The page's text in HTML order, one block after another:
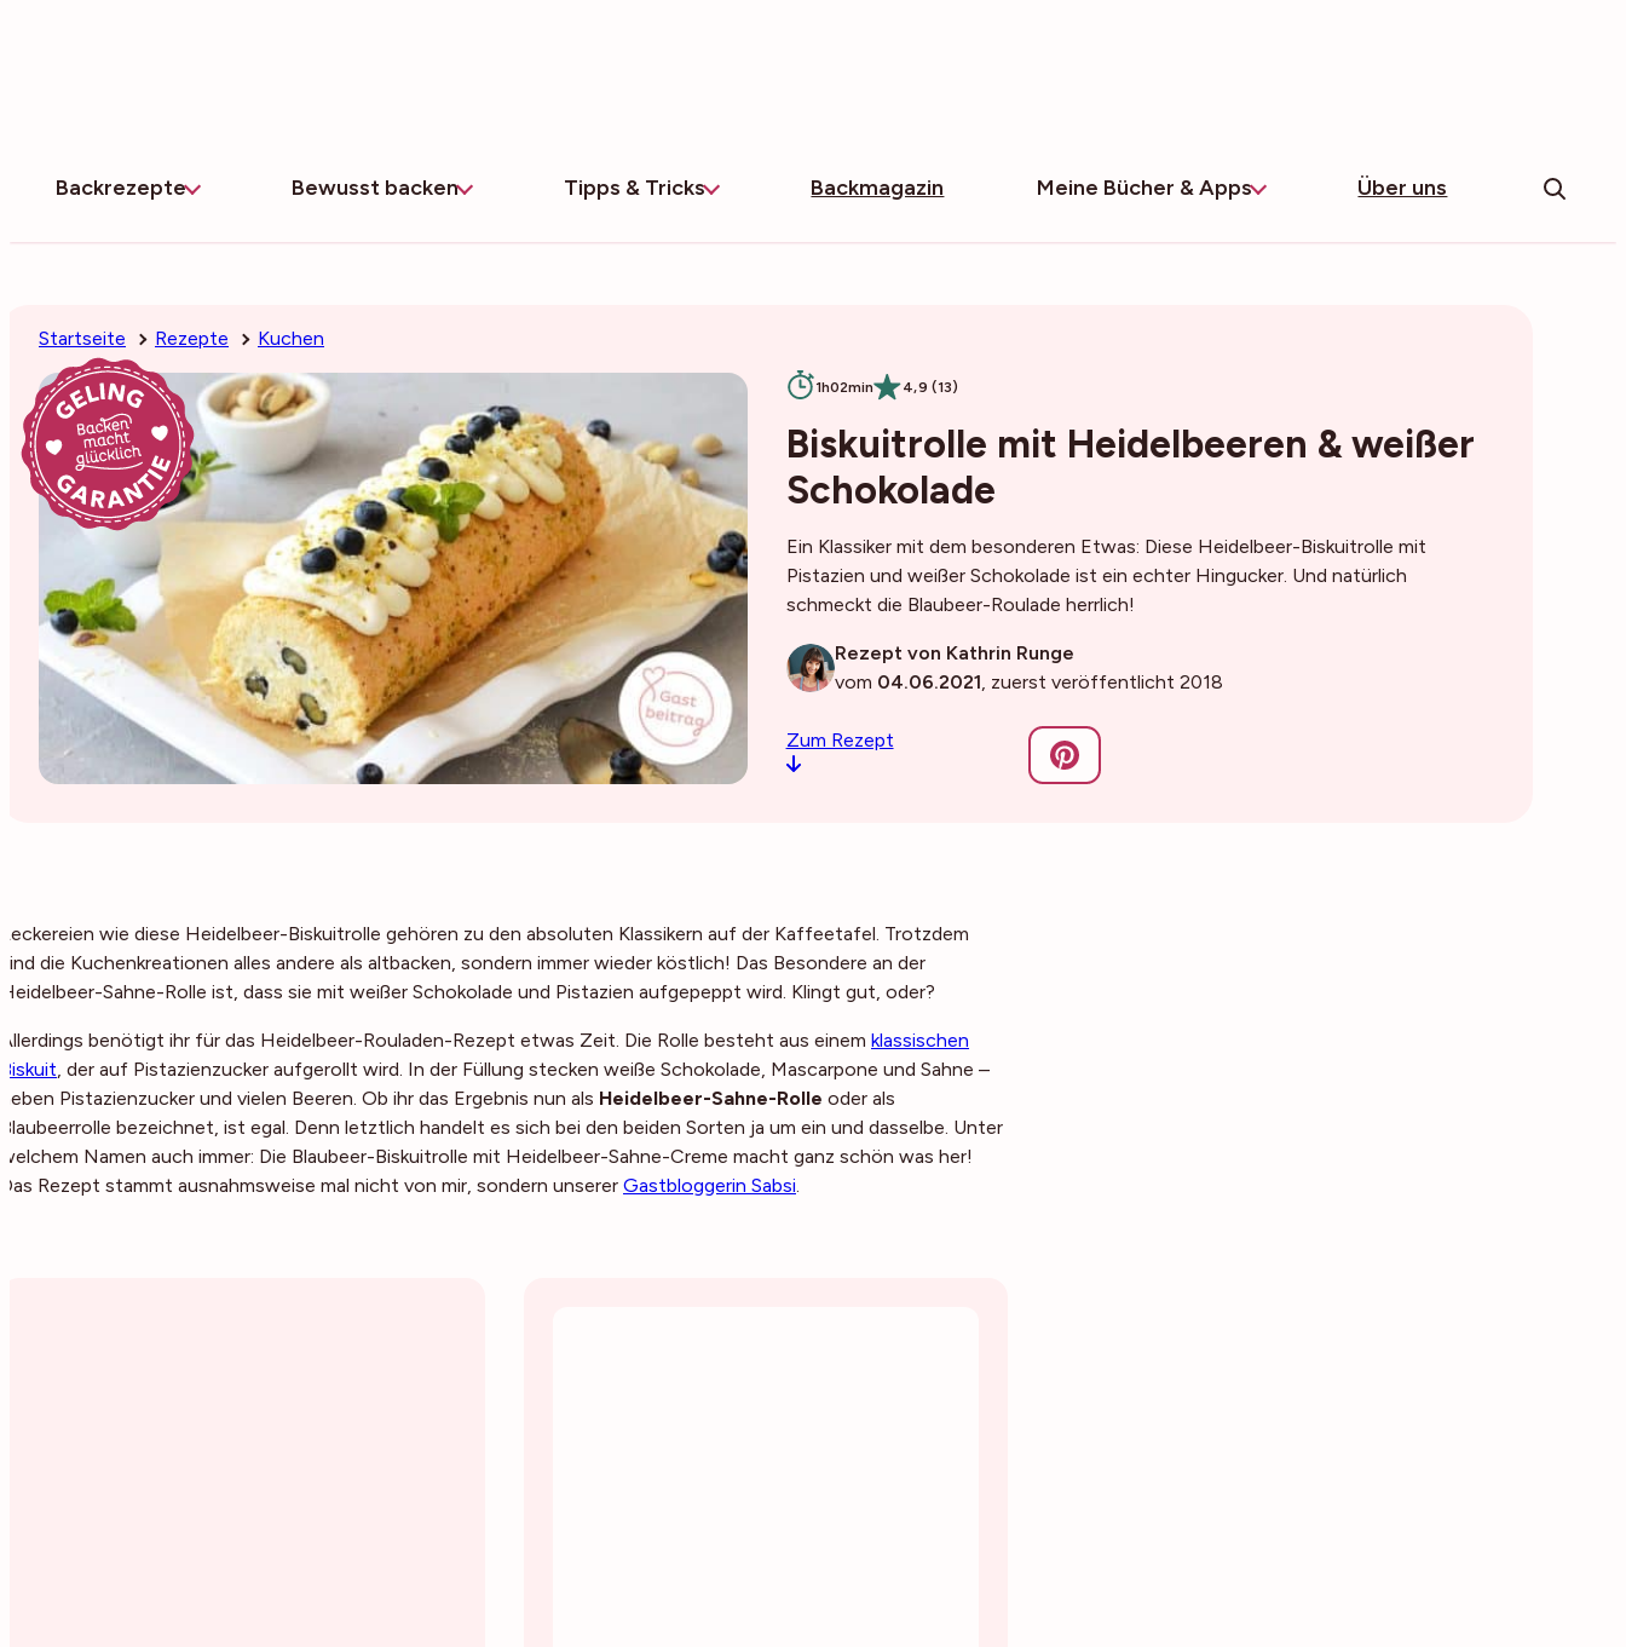
Backrezepte Bewusst backen Tipps & Tricks Backmagazin Meine Bücher & Apps Über uns
Startseite Rezepte Kuchen
1h02min 4,9 (13)
Biskuitrolle mit Heidelbeeren & weißer
Schokolade
Ein Klassiker mit dem besonderen Etwas: Diese Heidelbeer-Biskuitrolle mit
Pistazien und weißer Schokolade ist ein echter Hingucker. Und natürlich
schmeckt die Blaubeer-Roulade herrlich!
Rezept von Kathrin Runge
vom 04.06.2021, zuerst veröffentlicht 2018
Zum Rezept
Leckereien wie diese Heidelbeer-Biskuitrolle gehören zu den absoluten Klassikern auf der Kaffeetafel. Trotzdem
sind die Kuchenkreationen alles andere als altbacken, sondern immer wieder köstlich! Das Besondere an der
Heidelbeer-Sahne-Rolle ist, dass sie mit weißer Schokolade und Pistazien aufgepeppt wird. Klingt gut, oder?
Allerdings benötigt ihr für das Heidelbeer-Rouladen-Rezept etwas Zeit. Die Rolle besteht aus einem klassischen
Biskuit, der auf Pistazienzucker aufgerollt wird. In der Füllung stecken weiße Schokolade, Mascarpone und Sahne –
neben Pistazienzucker und vielen Beeren. Ob ihr das Ergebnis nun als Heidelbeer-Sahne-Rolle oder als
Blaubeerrolle bezeichnet, ist egal. Denn letztlich handelt es sich bei den beiden Sorten ja um ein und dasselbe. Unter
welchem Namen auch immer: Die Blaubeer-Biskuitrolle mit Heidelbeer-Sahne-Creme macht ganz schön was her!
Das Rezept stammt ausnahmsweise mal nicht von mir, sondern unserer Gastbloggerin Sabsi.